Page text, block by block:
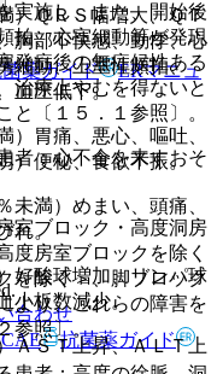
実施し、また、開始後
拍、心室細動等が発現
発症後の無症候性ある
治療上やむを得ないと
と〔１５．１参照〕。
者：心不全を来すおそ
室ブロック・高度洞房
度房室ブロックを除く
を除く＞、脚ブロック
より、これらの障害を
参照〕。
ＱＲＳ幅増大、ＱＴ
胸部不快感、動悸、心
細動、上室性頻拍、
血圧低下。
胃痛、悪心、嘔吐、
）便秘、食欲不振。
満）めまい、頭痛、
れ。
好酸球増加、リンパ球
小板数減少。
ＡＳＴ上昇、ＡＬＴ上
薬ガイド
ERマニュ
合わせ
抗菌薬ガイド